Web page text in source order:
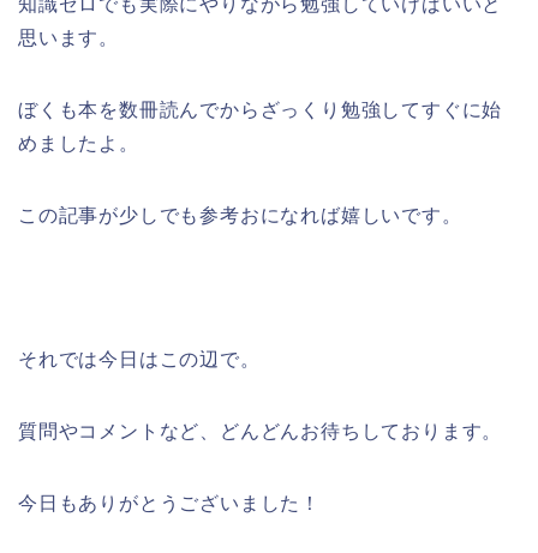
思います。
ぼくも本を数冊読んでからざっくり勉強してすぐに始
めましたよ。
この記事が少しでも参考おになれば嬉しいです。
それでは今日はこの辺で。
質問やコメントなど、どんどんお待ちしております。
今日もありがとうございました！